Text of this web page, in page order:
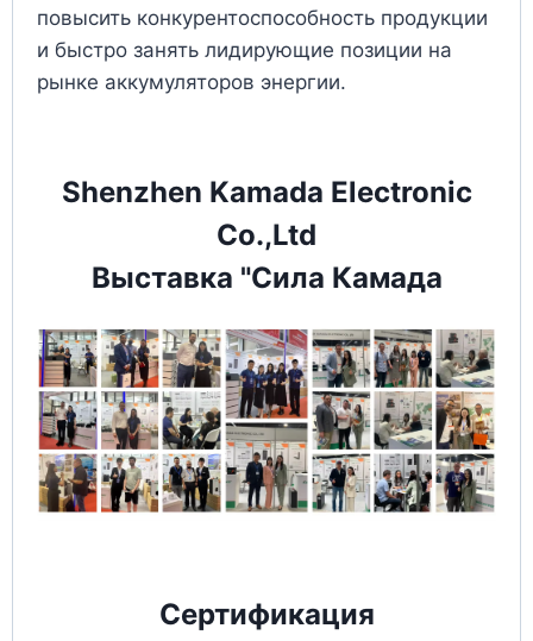
повысить конкурентоспособность продукции
и быстро занять лидирующие позиции на
рынке аккумуляторов энергии.
Shenzhen Kamada Electronic
Co.,Ltd
Выставка "Сила Камада
Сертификация